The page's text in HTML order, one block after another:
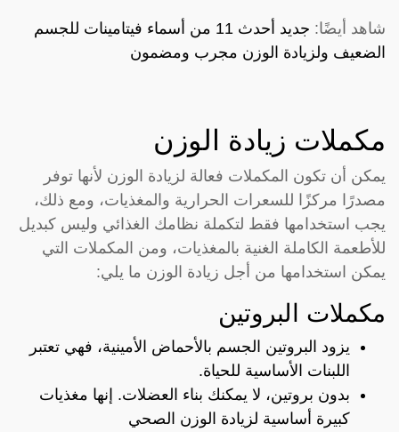
شاهد أيضًا:
جديد أحدث 11 من أسماء فيتامينات للجسم
الضعيف ولزيادة الوزن مجرب ومضمون
مكملات زيادة الوزن
يمكن أن تكون المكملات فعالة لزيادة الوزن لأنها توفر
مصدرًا مركزًا للسعرات الحرارية والمغذيات، ومع ذلك،
يجب استخدامها فقط لتكملة نظامك الغذائي وليس كبديل
للأطعمة الكاملة الغنية بالمغذيات، ومن المكملات التي
يمكن استخدامها من أجل زيادة الوزن ما يلي:
مكملات البروتين
يزود البروتين الجسم بالأحماض الأمينية، فهي تعتبر
اللبنات الأساسية للحياة.
بدون بروتين، لا يمكنك بناء العضلات. إنها مغذيات
كبيرة أساسية لزيادة الوزن الصحي